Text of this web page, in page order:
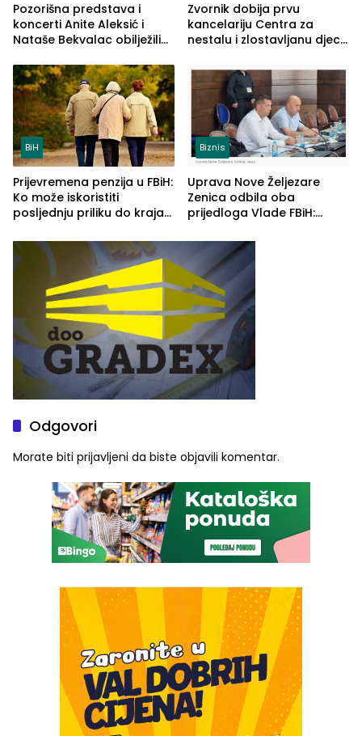
Pozorišna predstava i
koncerti Anite Aleksić i
Nataše Bekvalac obilježili
ljeta (FOTO)
Zvornik dobija prvu
kancelariju Centra za
nestalu i zlostavljanu djecu
BiH
Prijevremena penzija u FBiH:
Ko može iskoristiti
posljednju priliku do kraja
Biznis
Uprava Nove Željezare
Zenica odbila oba
prijedloga Vlade FBiH:
rješenje
Odgovori
Morate biti prijavljeni da biste objavili komentar.